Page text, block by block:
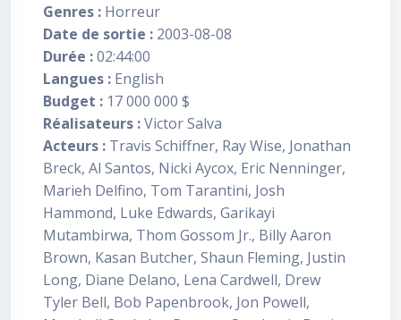
Genres : Horreur
Date de sortie : 2003-08-08
Durée :02:44:00
Langues : English
Budget : 17 000 000 $
Réalisateurs :Victor Salva
Acteurs : Travis Schiffner, Ray Wise, Jonathan
Breck, Al Santos, Nicki Aycox, Eric Nenninger,
Marieh Delfino, Tom Tarantini, Josh
Hammond, Luke Edwards, Garikayi
Mutambirwa, Thom Gossom Jr., Billy Aaron
Brown, Kasan Butcher, Shaun Fleming, Justin
Long, Diane Delano, Lena Cardwell, Drew
Tyler Bell, Bob Papenbrook, Jon Powell,